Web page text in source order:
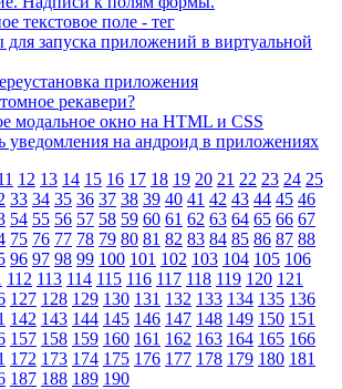
текстовое поле - тег
запуска приложений в виртуальной
приложения
рекавери?
модальное окно на HTML и CSS
уведомления на андроид в приложениях
12 13 14 15 16 17 18 19 20 21 22 23 24 25
33 34 35 36 37 38 39 40 41 42 43 44 45 46
54 55 56 57 58 59 60 61 62 63 64 65 66 67
75 76 77 78 79 80 81 82 83 84 85 86 87 88
96 97 98 99 100 101 102 103 104 105 106
112 113 114 115 116 117 118 119 120 121
127 128 129 130 131 132 133 134 135 136
142 143 144 145 146 147 148 149 150 151
157 158 159 160 161 162 163 164 165 166
172 173 174 175 176 177 178 179 180 181
187 188 189 190